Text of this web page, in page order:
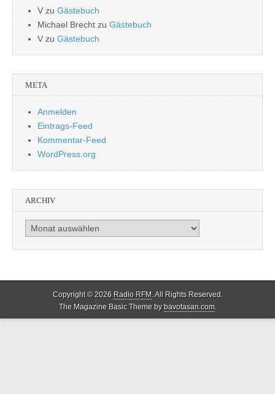
V zu Gästebuch
Michael Brecht zu Gästebuch
Vzu Gästebuch
META
Anmelden
Eintrags-Feed
Kommentar-Feed
WordPress.org
ARCHIV
Archiv
Copyright © 2026 Radio RFM. All Rights Reserved.
The Magazine Basic Theme bybavotasan.com.